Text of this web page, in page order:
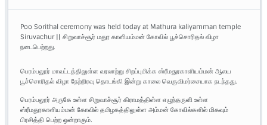
Poo Sorithal ceremony was held today at Mathura kaliyamman temple
Siruvachur || சிறுவாச்சூர் மதுர காளியம்மன் கோவில் பூச்சொரிதல் விழா
நடைபெற்றது.
பெரம்பலூர் மாவட்டத்திலுள்ள வரலாற்று சிறப்புமிக்க ஸ்ரீமதுரகாளியம்மன் ஆலய
பூச்சொரிதல் விழா நேற்றிரவு தொடங்கி இன்று காலை வெகுவிமர்சையாக நடந்தது.
பெரம்பலூர் அருகே உள்ள சிறுவாச்சூர் கிராமத்திள்ள எழுந்தருளி உள்ள
ஸ்ரீமதுரகாளியம்மன் கோவில் தமிழகத்திலுள்ள அம்மன் கோவில்களில் மிகவும்
பிரசித்தி பெற்ற ஒன்றாகும்.